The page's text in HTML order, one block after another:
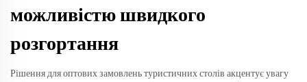
можливістю швидкого
розгортання
Рішення для оптових замовлень туристичних столів акцентує увагу